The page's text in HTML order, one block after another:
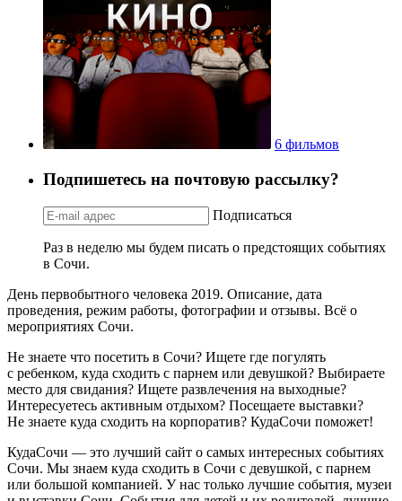
6 фильмов
Подпишетесь на почтовую рассылку?
Подписаться
Раз в неделю мы будем писать о предстоящих событиях
в Сочи.
День первобытного человека 2019. Описание, дата
проведения, режим работы, фотографии и отзывы. Всё о
мероприятиях Сочи.
Не знаете что посетить в Сочи? Ищете где погулять
с ребенком, куда сходить с парнем или девушкой? Выбираете
место для свидания? Ищете развлечения на выходные?
Интересуетесь активным отдыхом? Посещаете выставки?
Не знаете куда сходить на корпоратив? КудаСочи поможет!
КудаСочи — это лучший сайт о самых интересных событиях
Сочи. Мы знаем куда сходить в Сочи с девушкой, с парнем
или большой компанией. У нас только лучшие события, музеи